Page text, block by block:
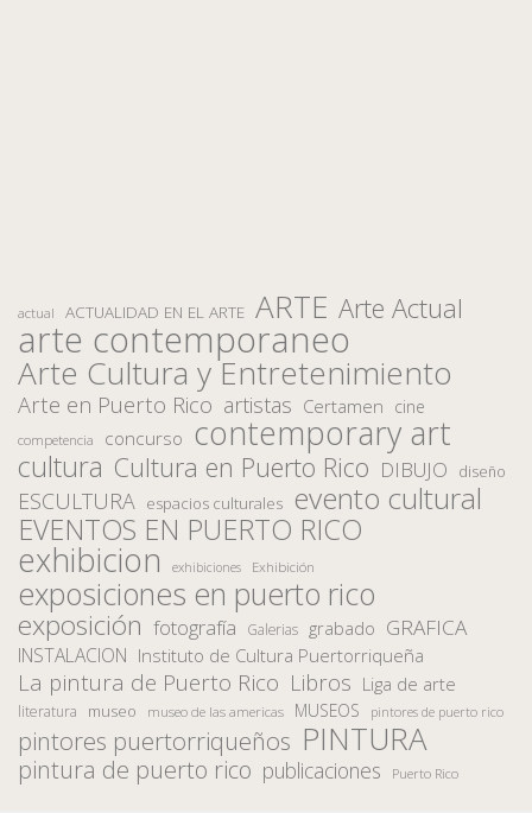
actual ACTUALIDAD EN EL ARTE ARTE Arte Actual
arte contemporaneo
Arte Cultura y Entretenimiento
Arte en Puerto Rico artistas Certamen cine
competencia concurso contemporary art
cultura Cultura en Puerto Rico DIBUJO diseño
ESCULTURA espacios culturales evento cultural
EVENTOS EN PUERTO RICO
exhibicion exhibiciones Exhibición
exposiciones en puerto rico
exposición fotografía Galerias grabado GRAFICA
INSTALACION Instituto de Cultura Puertorriqueña
La pintura de Puerto Rico Libros Liga de arte
literatura museo museo de las americas MUSEOS pintores de puerto rico
pintores puertorriqueños PINTURA
pintura de puerto rico publicaciones Puerto Rico